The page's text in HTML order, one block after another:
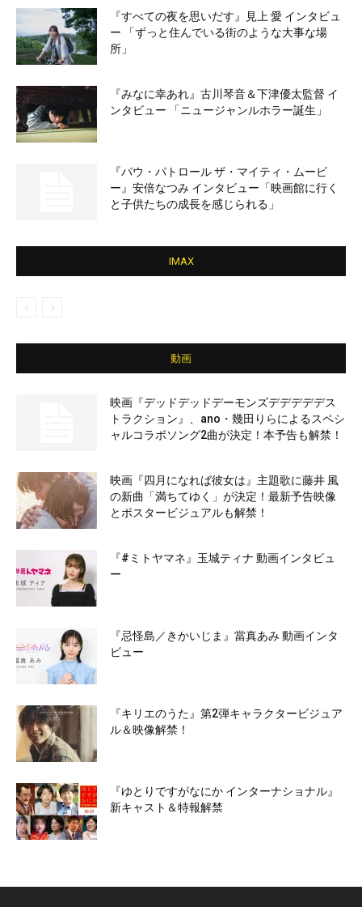
『すべての夜を思いだす』見上 愛 インタビュ
ー 「ずっと住んでいる街のような大事な場
所」
『みなに幸あれ』古川琴音＆下津優太監督 イ
ンタビュー 「ニュージャンルホラー誕生」
『パウ・パトロール ザ・マイティ・ムービ
ー』安倍なつみ インタビュー「映画館に行く
と子供たちの成長を感じられる」
IMAX
動画
映画『デッドデッドデーモンズデデデデデス
トラクション』、ano・幾田りらによるスペシ
ャルコラボソング2曲が決定！本予告も解禁！
映画『四月になれば彼女は』主題歌に藤井 風
の新曲「満ちてゆく」が決定！最新予告映像
とポスタービジュアルも解禁！
『#ミトヤマネ』玉城ティナ 動画インタビュ
ー
『忌怪島／きかいじま』當真あみ 動画インタ
ビュー
『キリエのうた』第2弾キャラクタービジュア
ル＆映像解禁！
『ゆとりですがなにか インターナショナル』
新キャスト＆特報解禁